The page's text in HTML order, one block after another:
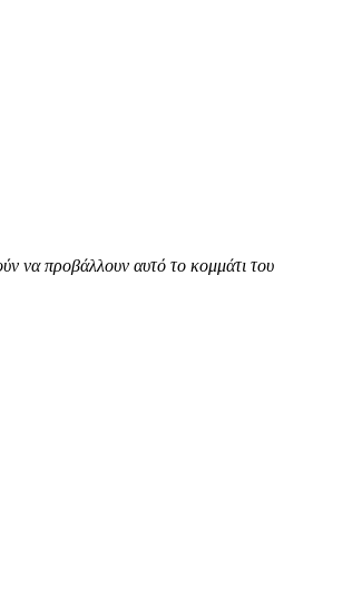
να προβάλλουν αυτό το κομμάτι του